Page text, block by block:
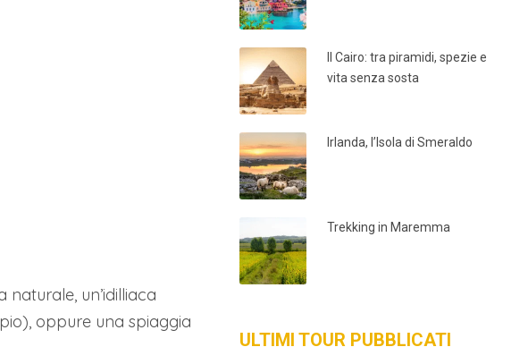
un’idilliaca
oppure una spiaggia
Il Cairo: tra piramidi, spezie e
vita senza sosta
Irlanda, l’Isola di Smeraldo
Trekking in Maremma
ULTIMI TOUR PUBBLICATI